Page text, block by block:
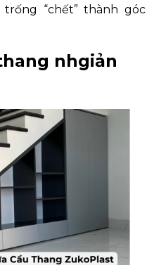
“chết” thành góc
nhgiản